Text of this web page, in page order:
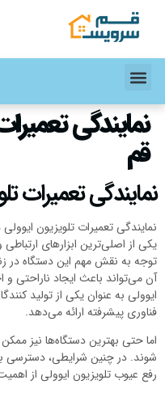
نمایندگی
قم
نمایندگی تعمیرات
نمایندگی تعمیرات تلویزیون
یکی از اصلی‌ترین ابزارهای
توجه به نقش مهم این دستگاه در
آن می‌تواند باعث ایجاد ناراحتی و
ایوولی به عنوان یکی از تولید
فناوری پیشرفته ارائه می‌دهد.
اما حتی بهترین دستگاه‌ها نیز
شوند. در چنین شرایطی، دسترسی
رفع عیوب تلویزیون ایوولی از